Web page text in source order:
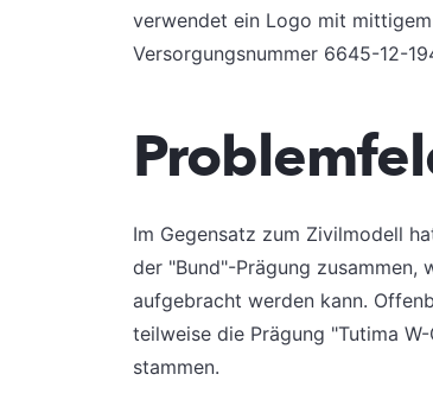
verwendet ein Logo mit
Versorgungsnummer 6645-12-
Im Gegensatz zum Zivilmodell
der "Bund"-Prägung
aufgebracht werden kann.
teilweise die Prägung "Tutima
stammen.